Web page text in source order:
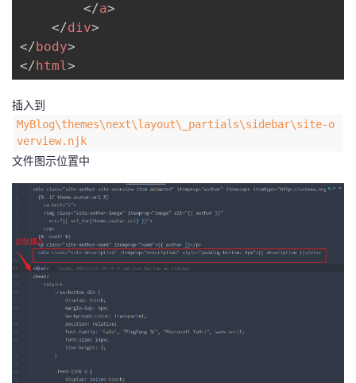
</a>
</div>
</ body>
</ html>
插入到
MyBlog\themes\next\layout\_partials\sidebar\site-o
verview.njk
文件图示位置中